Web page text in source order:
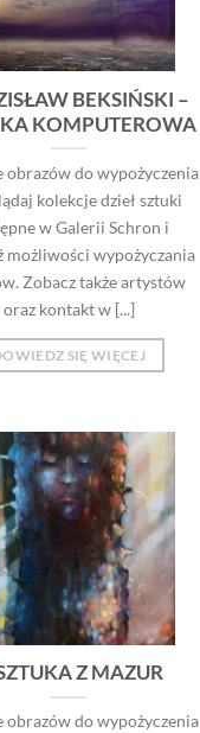
BEKSIŃSKI –
KOMPUTEROWA
obrazów do wypożyczenia
kolekcje dzieł sztuki
w Galerii Schron i
możliwości wypożyczania
Zobacz także artystów
oraz kontakt w [...]
SIĘ WIĘCEJ
Z MAZUR
obrazów do wypożyczenia